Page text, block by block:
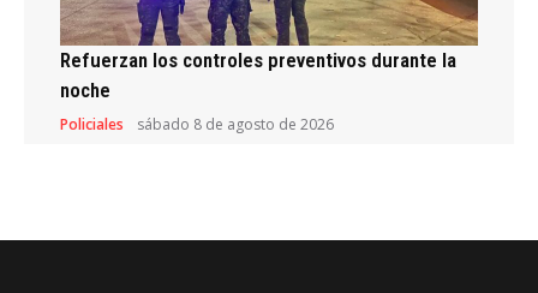
Refuerzan los controles preventivos durante la
noche
Policiales sábado 8 de agosto de 2026